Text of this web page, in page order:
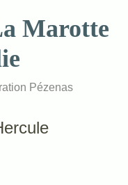
Marotte
Pézenas